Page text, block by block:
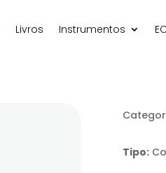
Livros Instrumentos
Tipo: